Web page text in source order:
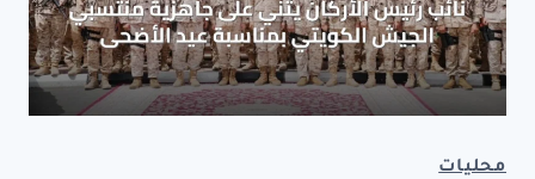
محليات